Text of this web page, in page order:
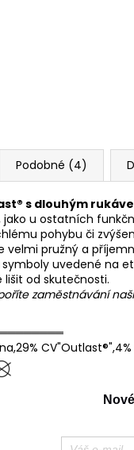
Podobné (4)
s dlouhým
u ostatních
pohybu či
pružný a
uvedené na
od skutečnosti.
zaměstnávání